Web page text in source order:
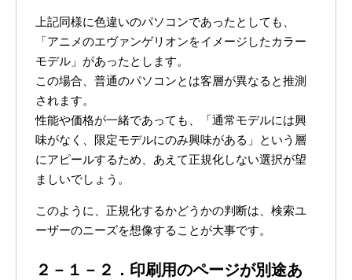
上記同様に色違いのパソコンであったとしても、
「アニメのエヴァンゲリオンをイメージしたカラー
モデル」があったとします。
この場合、普通のパソコンとは客層が異なると推測
されます。
性能や価格が一緒であっても、「通常モデルには興
味がなく、限定モデルにのみ興味がある」という層
にアピールするため、あえて正規化しない選択が望
ましいでしょう。
このように、正規化するかどうかの判断は、検索ユ
ーザーのニーズを想像することが大事です。
２－１－２．印刷用のページが別途あ